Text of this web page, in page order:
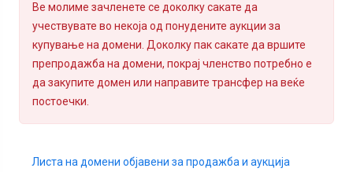
Ве молиме зачленете се доколку сакате да
учествувате во некоја од понудените аукции за
купување на домени. Доколку пак сакате да вршите
препродажба на домени, покрај членство потребно е
да закупите домен или направите трансфер на веќе
постоечки.
Листа на домени објавени за продажба и аукција